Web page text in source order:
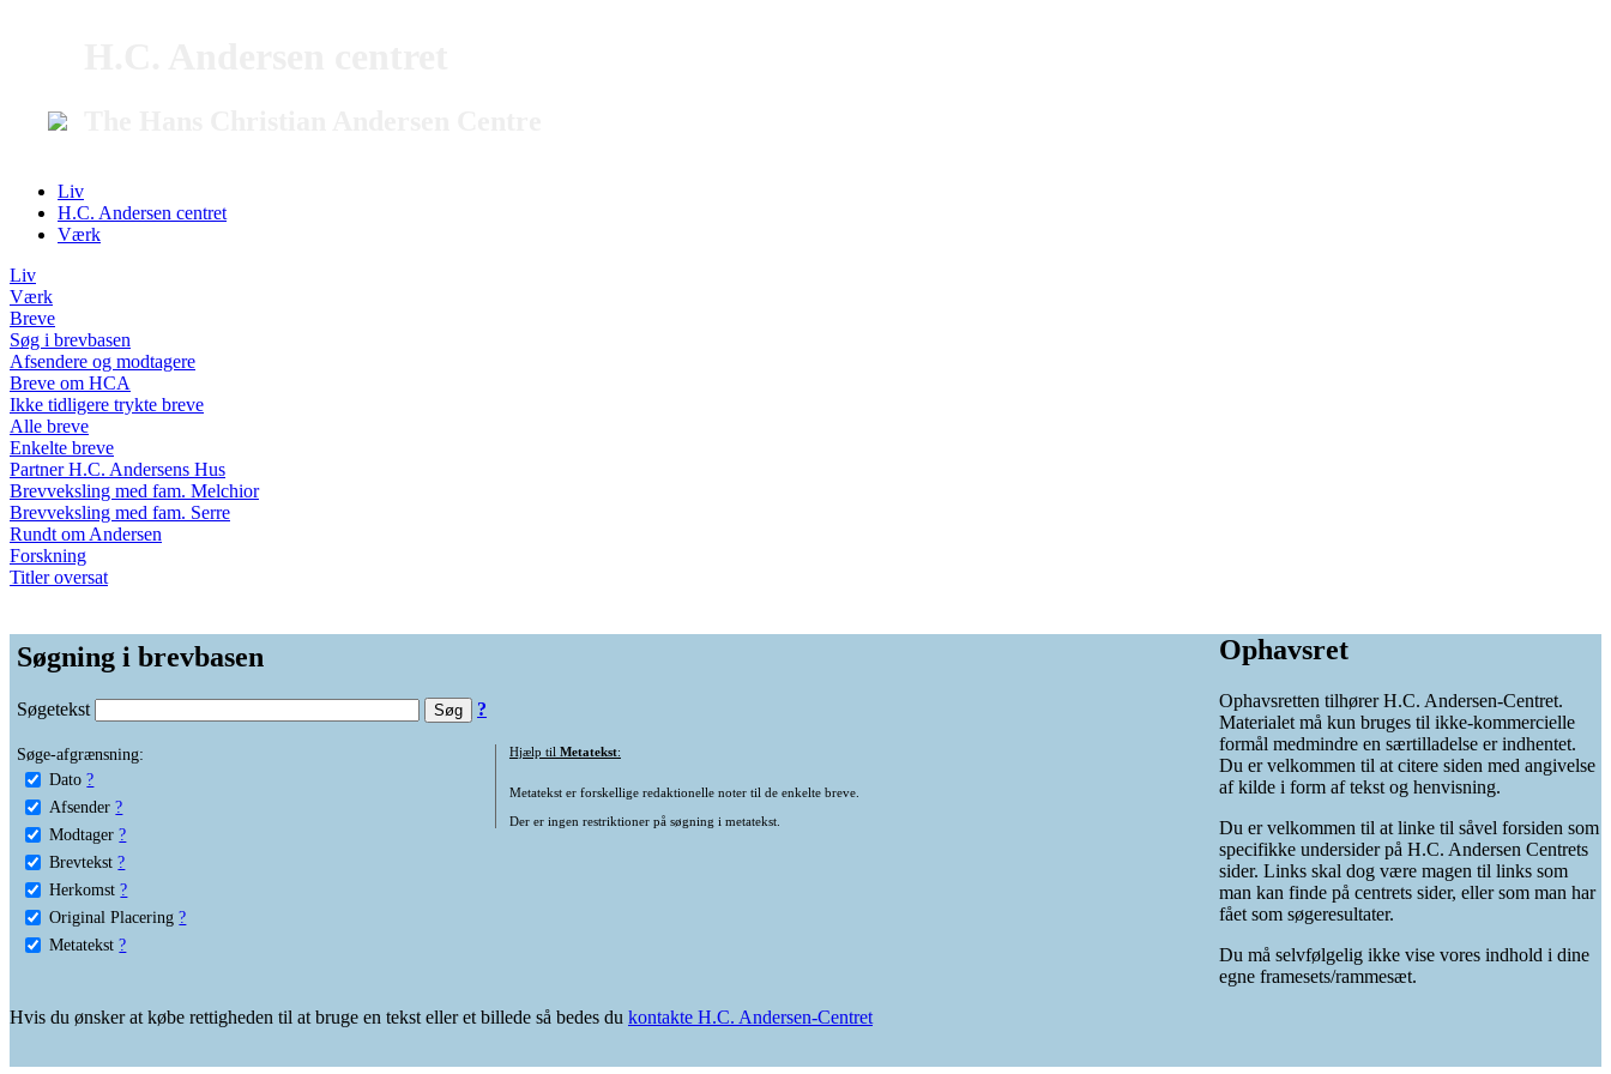
Liv
H.C. Andersen centret
Værk
Liv
Værk
Breve
Søg i brevbasen
Afsendere og modtagere
Breve om HCA
Ikke tidligere trykte breve
Alle breve
Enkelte breve
Partner H.C. Andersens Hus
Brevveksling med fam. Melchior
Brevveksling med fam. Serre
Rundt om Andersen
Forskning
Titler oversat
Søgning i brevbasen
Søgetekst ?
Søge-afgrænsning:
Dato ?
Afsender ?
Modtager ?
Brevtekst ?
Herkomst ?
Original Placering ?
Metatekst ?
Hjælp til Metatekst:
Metatekst er forskellige redaktionelle noter til de enkelte breve.
Der er ingen restriktioner på søgning i metatekst.
Ophavsret
Ophavsretten tilhører H.C. Andersen-Centret.
Materialet må kun bruges til ikke-kommercielle
formål medmindre en særtilladelse er indhentet.
Du er velkommen til at citere siden med angivelse
af kilde i form af tekst og henvisning.
Du er velkommen til at linke til såvel forsiden som
specifikke undersider på H.C. Andersen Centrets
sider. Links skal dog være magen til links som
man kan finde på centrets sider, eller som man har
fået som søgeresultater.
Du må selvfølgelig ikke vise vores indhold i dine
egne framesets/rammesæt.
Hvis du ønsker at købe rettigheden til at bruge en tekst eller et billede så bedes du kontakte H.C. Andersen-Centret